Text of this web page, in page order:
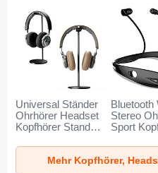
Universal Ständer
Ohrhörer Headset
Kopfhörer Stand
Galaxy J3 Schwarz
Bluetooth
Stereo
Sport
für
Galaxy
Mehr Kopfhörer,